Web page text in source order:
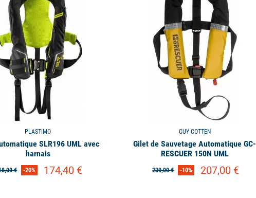
PLASTIMO
SLR196 UML avec
harnais
€ -20% 174,40 €
GUY COTTEN
Gilet de Sauvetage Automatique GC-
RESCUER 150N UML
230,00 € -10% 207,00 €